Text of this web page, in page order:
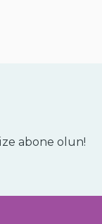
abone olun!